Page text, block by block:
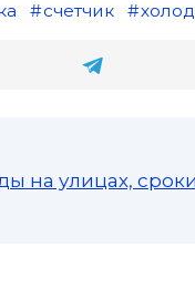
счетчик
на улицах,